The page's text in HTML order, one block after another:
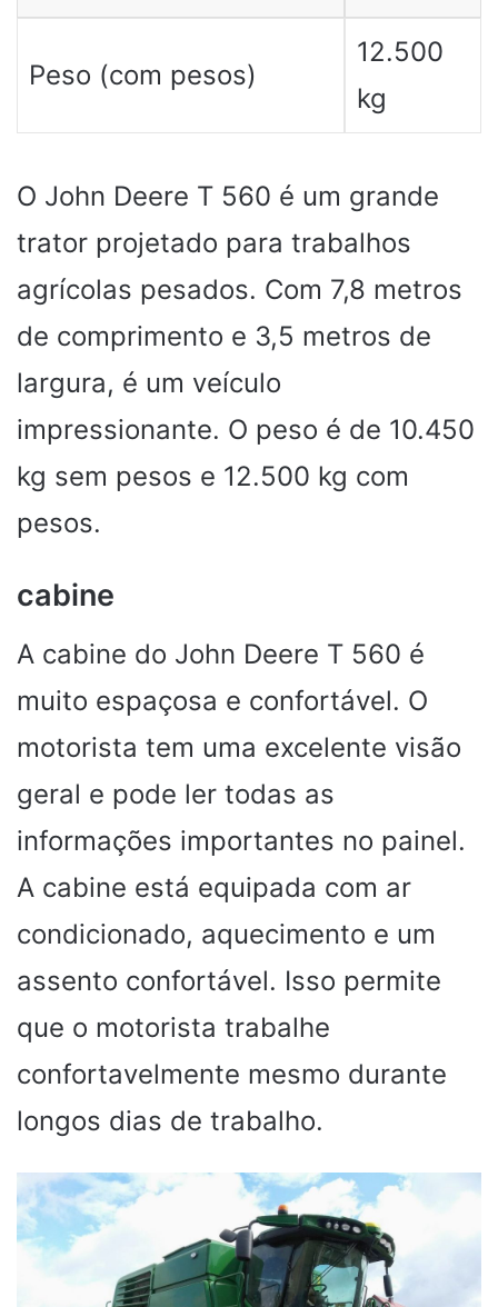
Peso (com pesos)
12.500
kg
O John Deere T 560 é um grande
trator projetado para trabalhos
agrícolas pesados. Com 7,8 metros
de comprimento e 3,5 metros de
largura, é um veículo
impressionante. O peso é de 10.450
kg sem pesos e 12.500 kg com
pesos.
cabine
A cabine do John Deere T 560 é
muito espaçosa e confortável. O
motorista tem uma excelente visão
geral e pode ler todas as
informações importantes no painel.
A cabine está equipada com ar
condicionado, aquecimento e um
assento confortável. Isso permite
que o motorista trabalhe
confortavelmente mesmo durante
longos dias de trabalho.